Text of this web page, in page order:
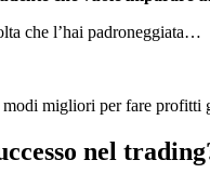
che l’hai padroneggiata…
migliori per fare profitti
nel